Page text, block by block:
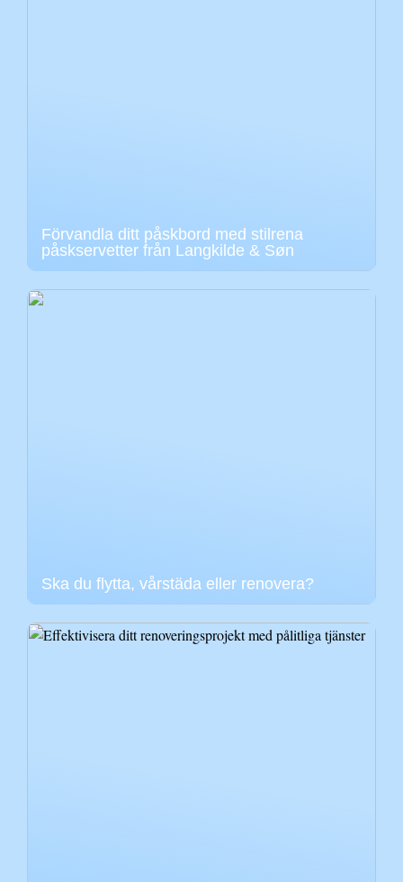
Förvandla ditt påskbord med stilrena
påskservetter från Langkilde & Søn
Ska du flytta, vårstäda eller renovera?